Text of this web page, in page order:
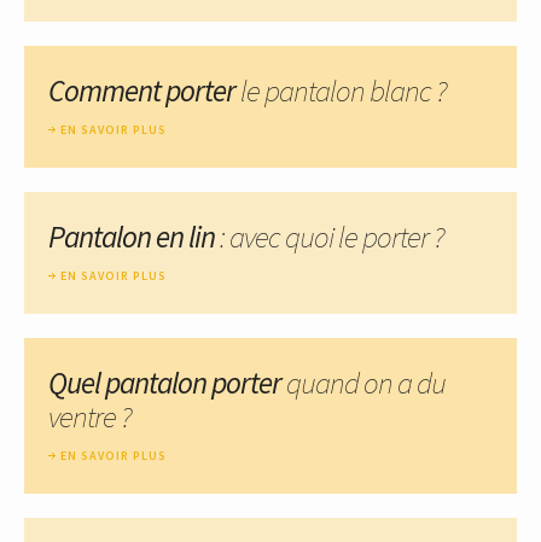
Comment porterle pantalon blanc ?
EN SAVOIR PLUS
Pantalon en lin: avec quoi le porter ?
EN SAVOIR PLUS
Quel pantalon porterquand on a du
ventre ?
EN SAVOIR PLUS